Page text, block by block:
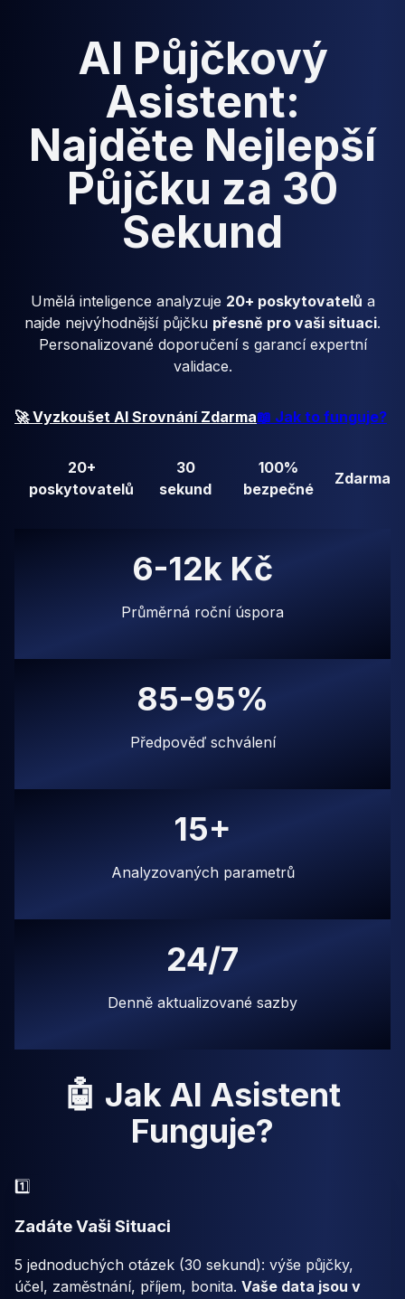
AI Půjčkový
Asistent:
Najděte Nejlepší
Půjčku za 30
Sekund
Umělá inteligence analyzuje 20+ poskytovatelů a
najde nejvýhodnější půjčku přesně pro vaši situaci.
Personalizované doporučení s garancí expertní
validace.
🚀 Vyzkoušet AI Srovnání Zdarma📖 Jak to funguje?
20+
poskytovatelů
30
sekund
100%
bezpečné
Zdarma
6-12k Kč
Průměrná roční úspora
85-95%
Předpověď schválení
15+
Analyzovaných parametrů
24/7
Denně aktualizované sazby
🤖 Jak AI Asistent
Funguje?
1️⃣
Zadáte Vaši Situaci
5 jednoduchých otázek (30 sekund): výše půjčky,
účel, zaměstnání, příjem, bonita. Vaše data jsou v